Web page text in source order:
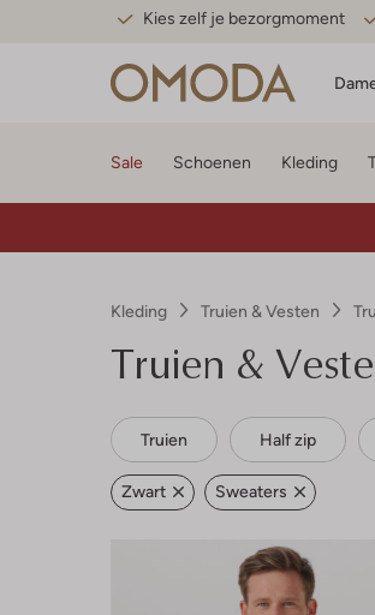
Kies zelf je bezorgmoment
Sale Schoenen Kleding
Kleding Truien & Vesten
Truien &
Truien Half zip
Zwart Sweaters